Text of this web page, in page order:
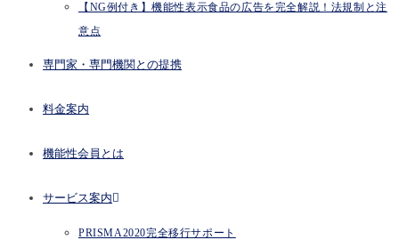
【NG例付き】機能性表示食品の広告を完全解説！法規制と注
意点
専門家・専門機関との提携
料金案内
機能性会員とは
サービス案内
PRISMA2020完全移行サポート